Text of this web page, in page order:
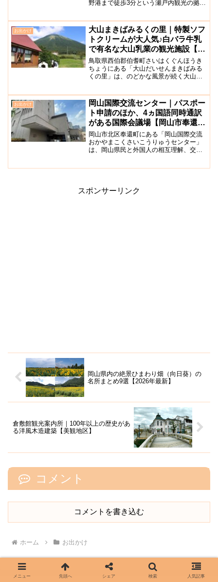
野港まで徒歩3分という瀬戸内観光の拠点
BLUNO」が併設しており、宇野港も近く
直島観光の...
お出かけ
大山まきばみるくの里｜特製ソフ
トクリームが大人気♪白バラ牛乳
で有名な大山乳業の観光施設【鳥
取県伯耆町】
鳥取県西伯郡伯耆町さいはくぐんほうき
ちょうにある「大山だいせんまきばみる
くの里」は、のどかな風景が続く大山放
まきばみるくの里の敷地内には数多くの
牛が放牧されており、...
お出かけ
岡山国際交流センター｜パスポー
ト申請のほか、4ヵ国語同時通訳
がある国際会議場【岡山市奉還
町】
岡山市北区奉還町にある「岡山国際交流
おかやまこくさいこうりゅうセンター」
は、岡山県民と外国人の相互理解、交流
スポンサーリンク
岡山県内の絶景ひまわり畑（向日葵）の
名所まとめ9選【2026年最新】
倉敷館観光案内所｜100年以上の歴史があ
る洋風木造建築【美観地区】
コメント
コメントを書き込む
ホーム お出かけ
メニュー 先頭へ シェア 検索 人気記事